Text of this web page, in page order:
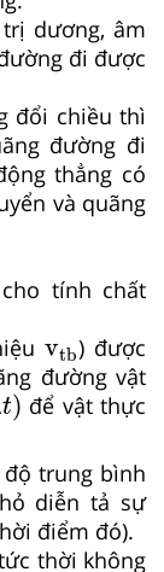
dương, âm
đi được
đổi chiều thì
đường đi
thẳng có
và quãng
tính chất
vtb
vtb) được
đường vật
t) để vật thực
trung bình
diễn tả sự
điểm đó).
thời không